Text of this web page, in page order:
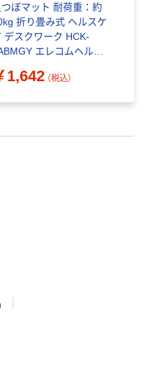
つぼマット 耐荷重：約
折り畳み式 ヘルスケ
デスクワーク HCK-
エレコムヘルス
1,642 （税込）